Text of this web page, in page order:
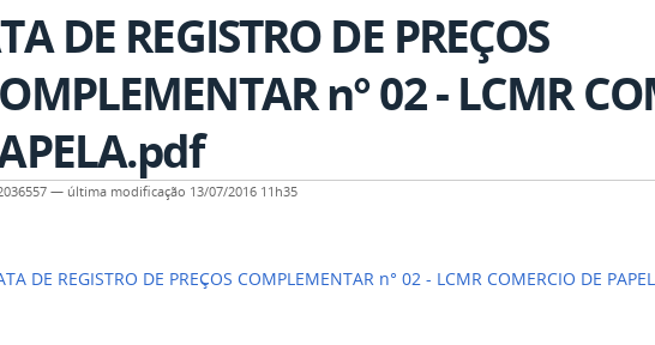
DE REGISTRO DE PREÇOS
n° 02 - LCMR
— última modificação 13/07/2016 11h35
DE REGISTRO DE PREÇOS COMPLEMENTAR n° 02 - LCMR COMERCIO DE